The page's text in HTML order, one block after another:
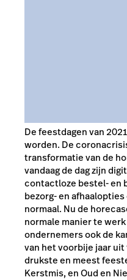
De feestdagen van
worden. De
transformatie van de
vandaag de dag zijn
contactloze bestel- en
bezorg- en
normaal. Nu de
normale manier te
ondernemers ook de
van het voorbije jaar
drukste en meest
Kerstmis, en Oud en